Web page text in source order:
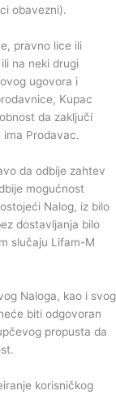
obavezni).
pravno lice ili
na neki drugi
ugovora i
Kupac
da zaključi
ima Prodavac.
da odbije zahtev
mogućnost
Nalog, iz bilo
dostavljanja bilo
slučaju Lifam-M
Naloga, kao i svog
biti odgovoran
propusta da
korisničkog